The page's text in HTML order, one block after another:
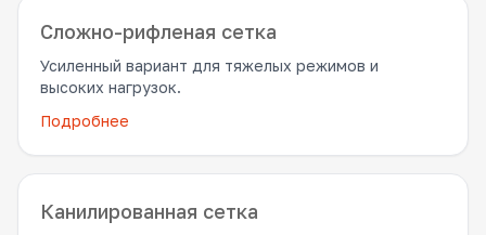
Сложно-рифленая сетка
Усиленный вариант для тяжелых режимов и
высоких нагрузок.
Подробнее
Канилированная сетка